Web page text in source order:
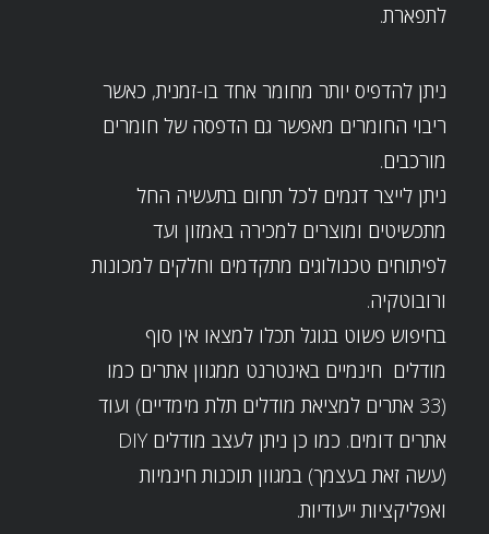
לתפארת.
ניתן להדפיס יותר מחומר אחד בו-זמנית, כאשר
ריבוי החומרים מאפשר גם הדפסה של חומרים
מורכבים.
ניתן לייצר דגמים לכל תחום בתעשיה החל
מתכשיטים ומוצרים למכירה באמזון ועד
לפיתוחים טכנולוגים מתקדמים וחלקים למכונות
ורובוטקיה.
בחיפוש פשוט בגוגל תכלו למצאו אין סוף
מודלים חינמיים באינטרנט ממגוון אתרים כמו
מציאת מודלים תלת מימדיים) ועוד
אתרים דומים. כמו כן ניתן לעצב מודלים DIY
(עשה זאת בעצמך) במגוון תוכנות חינמיות
ואפליקציות ייעודיות.